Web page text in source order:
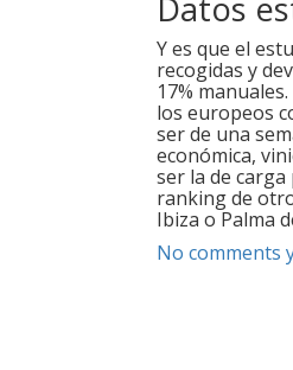
Datos
Y es que el
recogidas y
17%
los europeos
ser de una
económica,
ser la de
ranking de
Ibiza o Palma
No comments